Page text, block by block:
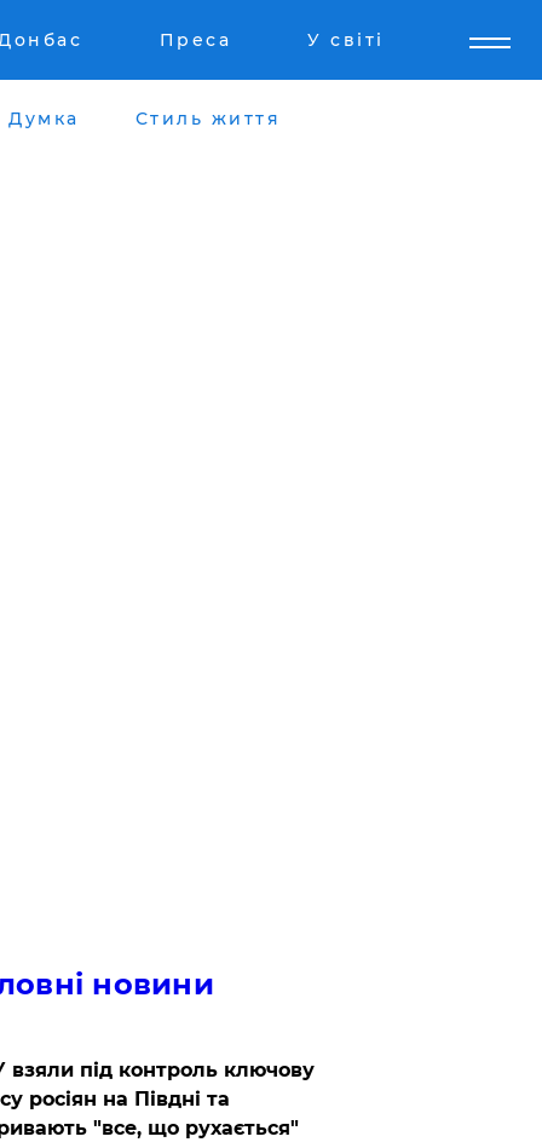
Преса У світі
Думка Стиль життя
новини
взяли під контроль ключову
росіян на Півдні та
"все, що рухається"